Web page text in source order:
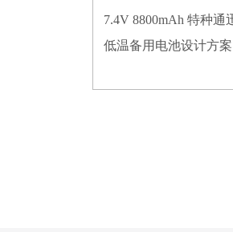
7.4V 8800mAh 特种通
低温备用电池设计方案